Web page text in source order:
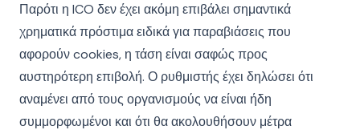
Παρότι η ICO δεν έχει ακόμη επιβάλει σημαντικά
χρηματικά πρόστιμα ειδικά για παραβιάσεις που
αφορούν cookies, η τάση είναι σαφώς προς
αυστηρότερη επιβολή. Ο ρυθμιστής έχει δηλώσει ότι
αναμένει από τους οργανισμούς να είναι ήδη
συμμορφωμένοι και ότι θα ακολουθήσουν μέτρα